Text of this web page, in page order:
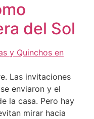
del Sol
Las invitaciones
enviaron y el
la casa. Pero hay
mirar hacia